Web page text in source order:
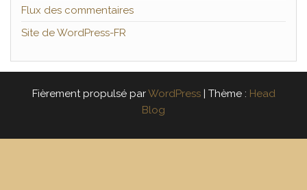
Flux des commentaires
Site de WordPress-FR
Fièrement propulsé parWordPress | Thème : Head
Blog